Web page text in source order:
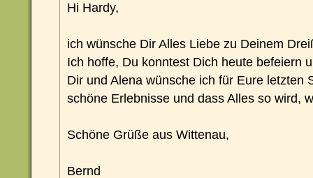
Hi Hardy,
ich wünsche Dir Alles Liebe zu Deinem
Ich hoffe, Du konntest Dich heute befeiern
Dir und Alena wünsche ich für Eure letzten
schöne Erlebnisse und dass Alles so wird,
Schöne Grüße aus Wittenau,
Bernd